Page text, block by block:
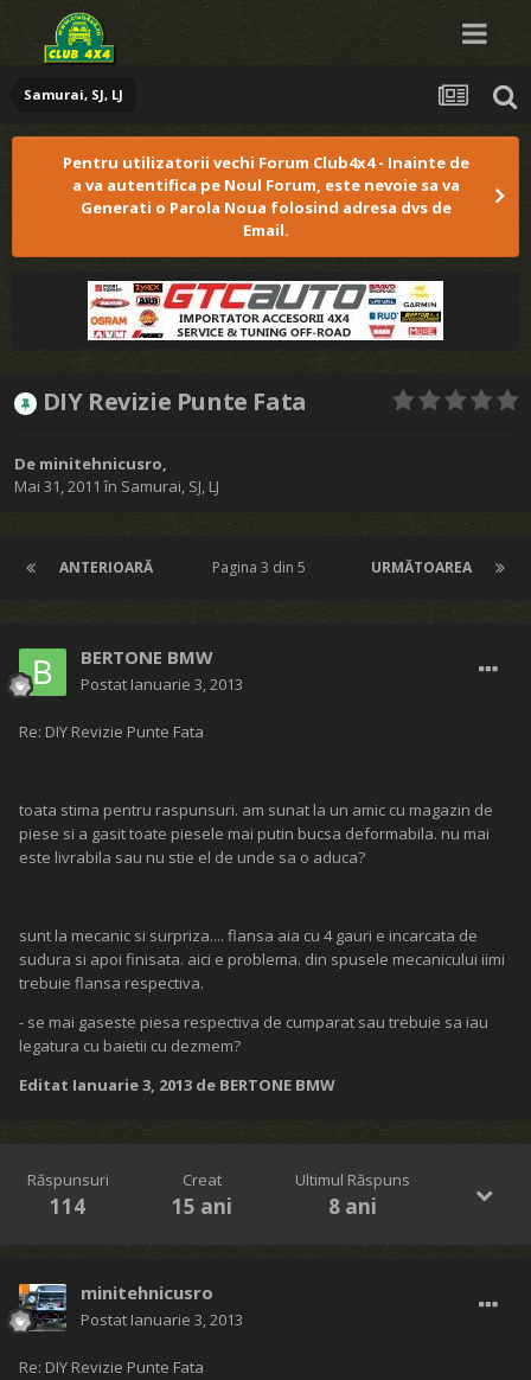
Samurai, SJ, LJ
Pentru utilizatorii vechi Forum Club4x4 - Inainte de
a va autentifica pe Noul Forum, este nevoie sa va
Generati o Parola Noua folosind adresa dvs de
Email.
DIY Revizie Punte Fata
De minitehnicusro,
Mai 31, 2011 în Samurai, SJ, LJ
ANTERIOARĂ URMĂTOAREA
Pagina 3 din 5
BERTONE BMW
Postat Ianuarie 3, 2013
Re: DIY Revizie Punte Fata
toata stima pentru raspunsuri. am sunat la un amic cu magazin de
piese si a gasit toate piesele mai putin bucsa deformabila. nu mai
este livrabila sau nu stie el de unde sa o aduca?
sunt la mecanic si surpriza.... flansa aia cu 4 gauri e incarcata de
sudura si apoi finisata. aici e problema. din spusele mecanicului iimi
trebuie flansa respectiva.
- se mai gaseste piesa respectiva de cumparat sau trebuie sa iau
legatura cu baietii cu dezmem?
Editat Ianuarie 3, 2013 de BERTONE BMW
Răspunsuri
114
Creat
15 ani
Ultimul Răspuns
8 ani
minitehnicusro
Postat Ianuarie 3, 2013
Re: DIY Revizie Punte Fata